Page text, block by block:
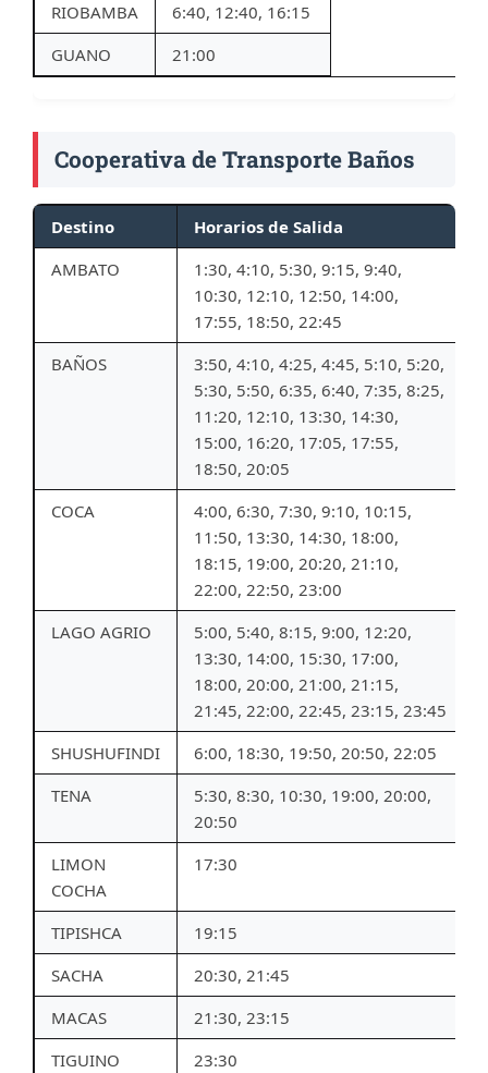
RIOBAMBA
6:40, 12:40, 16:15
GUANO
21:00
Cooperativa de Transporte Baños
Destino
Horarios de Salida
AMBATO
1:30, 4:10, 5:30, 9:15, 9:40,
10:30, 12:10, 12:50, 14:00,
17:55, 18:50, 22:45
BAÑOS
3:50, 4:10, 4:25, 4:45, 5:10, 5:20,
5:30, 5:50, 6:35, 6:40, 7:35, 8:25,
11:20, 12:10, 13:30, 14:30,
15:00, 16:20, 17:05, 17:55,
18:50, 20:05
COCA
4:00, 6:30, 7:30, 9:10, 10:15,
11:50, 13:30, 14:30, 18:00,
18:15, 19:00, 20:20, 21:10,
22:00, 22:50, 23:00
LAGO AGRIO
5:00, 5:40, 8:15, 9:00, 12:20,
13:30, 14:00, 15:30, 17:00,
18:00, 20:00, 21:00, 21:15,
21:45, 22:00, 22:45, 23:15, 23:45
SHUSHUFINDI
6:00, 18:30, 19:50, 20:50, 22:05
TENA
5:30, 8:30, 10:30, 19:00, 20:00,
20:50
LIMON
COCHA
17:30
TIPISHCA
19:15
SACHA
20:30, 21:45
MACAS
21:30, 23:15
TIGUINO
23:30